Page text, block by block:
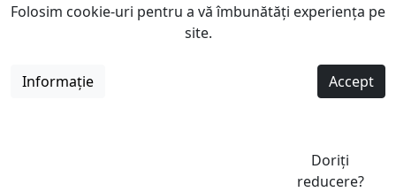
Folosim cookie-uri pentru a vă îmbunătăți experiența pe
site.
Informație Accept
Doriți
reducere?